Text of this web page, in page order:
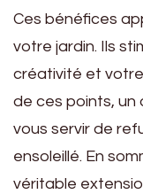
Ces bénéfices
votre jardin. Ils
créativité et votre
de ces points, un
vous servir de
ensoleillé. En
véritable